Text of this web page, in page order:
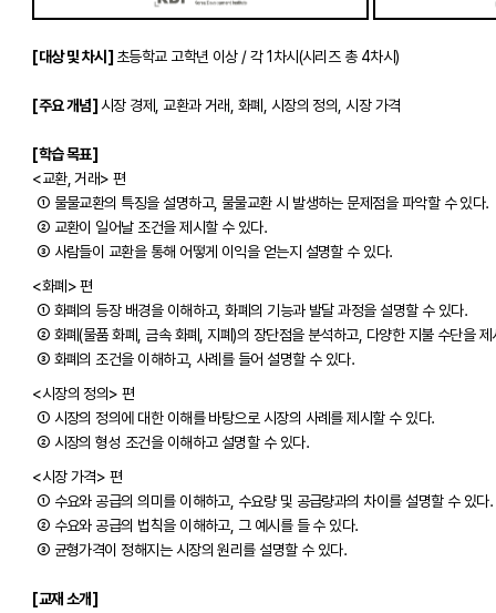
[대상 및 차시] 초등학교 고학년 이상 / 각 1차시(시리즈 총 4차시)
[주요 개념] 시장 경제, 교환과 거래, 화폐, 시장의 정의, 시장 가격
[학습 목표]
<교환, 거래> 편
① 물물교환의 특징을 설명하고, 물물교환 시 발생하는 문제점을 파악할 수 있다.
② 교환이 일어날 조건을 제시할 수 있다.
③ 사람들이 교환을 통해 어떻게 이익을 얻는지 설명할 수 있다.
<화폐> 편
① 화폐의 등장 배경을 이해하고, 화폐의 기능과 발달 과정을 설명할 수 있다.
② 화폐(물품 화폐, 금속 화폐, 지폐)의 장단점을 분석하고, 다양한 지불 수단을 제
③ 화폐의 조건을 이해하고, 사례를 들어 설명할 수 있다.
<시장의 정의> 편
① 시장의 정의에 대한 이해를 바탕으로 시장의 사례를 제시할 수 있다.
② 시장의 형성 조건을 이해하고 설명할 수 있다.
<시장 가격> 편
① 수요와 공급의 의미를 이해하고, 수요량 및 공급량과의 차이를 설명할 수 있다.
② 수요와 공급의 법칙을 이해하고, 그 예시를 들 수 있다.
③ 균형가격이 정해지는 시장의 원리를 설명할 수 있다.
[교재 소개]